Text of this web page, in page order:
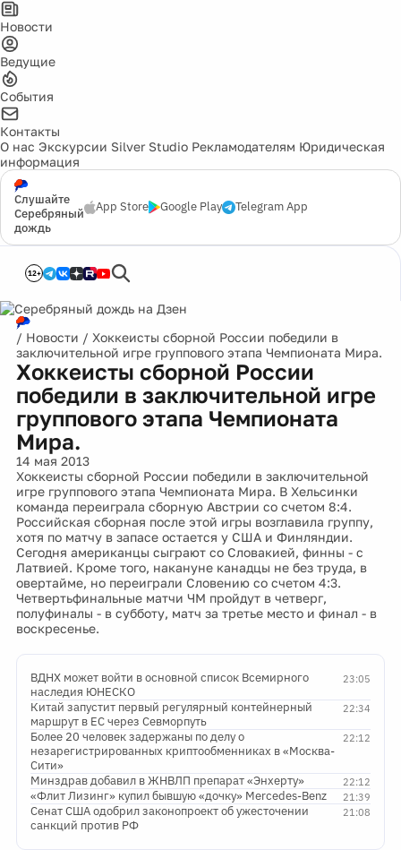
Новости
Ведущие
События
Контакты
О нас Экскурсии Silver Studio Рекламодателям Юридическая
информация
Слушайте
Серебряный
дождь
App Store Google Play Telegram App
12+
/ Новости / Хоккеисты сборной России победили в
заключительной игре группового этапа Чемпионата Мира.
Хоккеисты сборной России
победили в заключительной игре
группового этапа Чемпионата
Мира.
14 мая 2013
Хоккеисты сборной России победили в заключительной
игре группового этапа Чемпионата Мира. В Хельсинки
команда переиграла сборную Австрии со счетом 8:4.
Российская сборная после этой игры возглавила группу,
хотя по матчу в запасе остается у США и Финляндии.
Сегодня американцы сыграют со Словакией, финны - с
Латвией. Кроме того, накануне канадцы не без труда, в
овертайме, но переиграли Словению со счетом 4:3.
Четвертьфинальные матчи ЧМ пройдут в четверг,
полуфиналы - в субботу, матч за третье место и финал - в
воскресенье.
23:05
ВДНХ может войти в основной список Всемирного
наследия ЮНЕСКО
22:34
Китай запустит первый регулярный контейнерный
маршрут в ЕС через Севморпуть
22:12
Более 20 человек задержаны по делу о
незарегистрированных криптообменниках в «Москва-
Сити»
22:12
Минздрав добавил в ЖНВЛП препарат «Энхерту»
21:39
«Флит Лизинг» купил бывшую «дочку» Mercedes-Benz
21:08
Сенат США одобрил законопроект об ужесточении
санкций против РФ